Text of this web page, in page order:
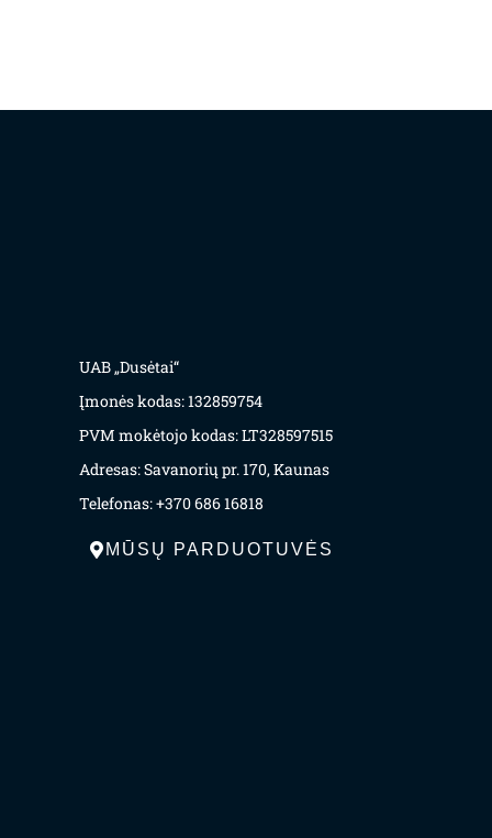
UAB „Dusėtai“
Įmonės kodas: 132859754
PVM mokėtojo kodas: LT328597515
Adresas: Savanorių pr. 170, Kaunas
Telefonas: +370 686 16818
MŪSŲ PARDUOTUVĖS